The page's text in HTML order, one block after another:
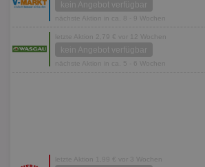
kein Angebot verfügbar
nächste Aktion in ca. 8 - 9 Wochen
letzte Aktion 2,79 € vor 12 Wochen
kein Angebot verfügbar
nächste Aktion in ca. 5 - 6 Wochen
letzte Aktion 1,99 € vor 3 Wochen